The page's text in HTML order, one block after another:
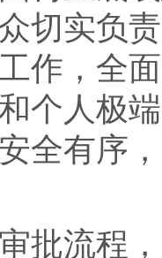
切实负
作，全
个人极
全有序
流程，